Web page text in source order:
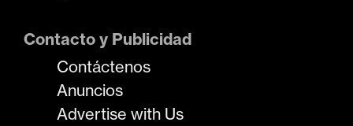
Contacto y Publicidad
Contáctenos
Anuncios
Advertise with Us